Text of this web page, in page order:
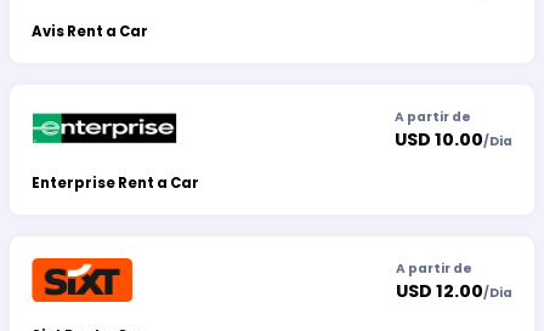
Avis Rent a Car
Enterprise Rent a Car
A partir de
USD 10.00/Dia
A partir de
USD 12.00/Dia